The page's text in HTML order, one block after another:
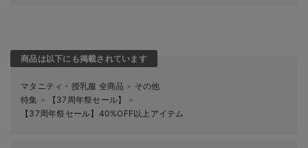
商品は以下にも掲載されています
マタニティ・授乳服 全商品 ＞
その他
特集
＞ 【37周年祭セール】 ＞
【37周年祭セール】40%OFF以上アイテム